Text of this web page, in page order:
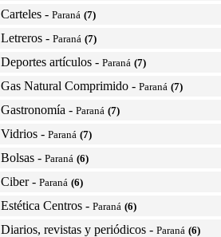
Carteles - Paraná (7)
Letreros - Paraná (7)
Deportes artículos - Paraná (7)
Gas Natural Comprimido - Paraná (7)
Gastronomía - Paraná (7)
Vidrios - Paraná (7)
Bolsas - Paraná (6)
Ciber- Paraná (6)
Estética Centros - Paraná (6)
Diarios, revistas y periódicos - Paraná (6)